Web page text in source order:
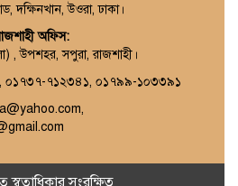
উওরা, ঢাকা।
অফিস:
, উপশহর, সপুরা, রাজশাহী।
০১৭৩৭-৭১২৩৪১, ০১৭৯৯-১০৩৩৯১
স্বত্বাধিকার সংরক্ষিত